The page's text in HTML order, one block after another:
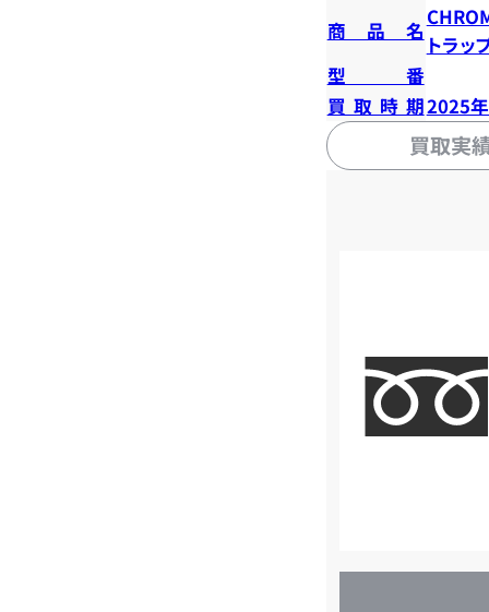
商品名
トラッ
型番
買取時期2025
買取実